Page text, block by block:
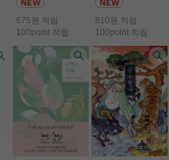
675원 적립
100point 적립
810원 적립
100point 적립